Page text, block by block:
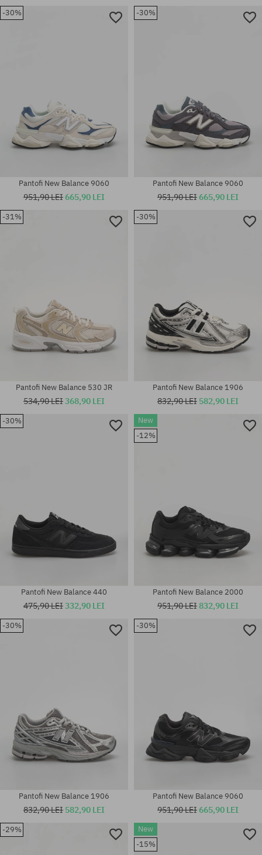
Mărimi existente:
Mărimi existente:
-30%
Pantofi New Balance 9060
951,90 LEI665,90 LEI
-30%
Mărimi existente:
Pantofi New Balance 9060
951,90 LEI665,90 LEI
-31%
Pantofi New Balance 530 JR
534,90 LEI368,90 LEI
-30%
Pantofi New Balance 1906
832,90 LEI 582,90 LEI
-30%
Pantofi New Balance 440
475,90 LEI332,90 LEI
New
-12%
Mărimi existente:
36; 37; 37.5; 38; 38.5; 39.5; 40;
40.5; 41.5; 42; 42.5; 43; 44;
Pantofi New Balance 2000
951,90 LEI832,90 LEI
-30%
Pantofi New Balance 1906
832,90 LEI 582,90 LEI
-30%
Pantofi New Balance 9060
951,90 LEI665,90 LEI
-29%
New
-15%